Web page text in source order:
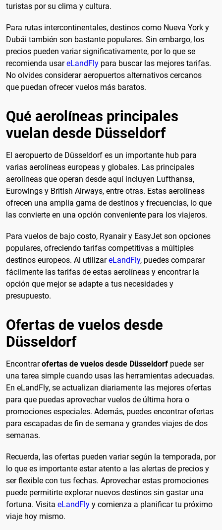
turistas por su clima y cultura.
Para rutas intercontinentales, destinos como Nueva York y
Dubái también son bastante populares. Sin embargo, los
precios pueden variar significativamente, por lo que se
recomienda usareLandFly para buscar las mejores tarifas.
No olvides considerar aeropuertos alternativos cercanos
que puedan ofrecer vuelos más baratos.
Qué aerolíneas principales
vuelan desde Düsseldorf
El aeropuerto de Düsseldorf es un importante hub para
varias aerolíneas europeas y globales. Las principales
aerolíneas que operan desde aquí incluyen Lufthansa,
Eurowings y British Airways, entre otras. Estas aerolíneas
ofrecen una amplia gama de destinos y frecuencias, lo que
las convierte en una opción conveniente para los viajeros.
Para vuelos de bajo costo, Ryanair y EasyJet son opciones
populares, ofreciendo tarifas competitivas a múltiples
destinos europeos. Al utilizareLandFly, puedes comparar
fácilmente las tarifas de estas aerolíneas y encontrar la
opción que mejor se adapte a tus necesidades y
presupuesto.
Ofertas de vuelos desde
Düsseldorf
Encontrarofertas de vuelos desde Düsseldorf puede ser
una tarea simple cuando usas las herramientas adecuadas.
En eLandFly, se actualizan diariamente las mejores ofertas
para que puedas aprovechar vuelos de última hora o
promociones especiales. Además, puedes encontrar ofertas
para escapadas de fin de semana y grandes viajes de dos
semanas.
Recuerda, las ofertas pueden variar según la temporada, por
lo que es importante estar atento a las alertas de precios y
ser flexible con tus fechas. Aprovechar estas promociones
puede permitirte explorar nuevos destinos sin gastar una
fortuna. Visita eLandFly y comienza a planificar tu próximo
viaje hoy mismo.